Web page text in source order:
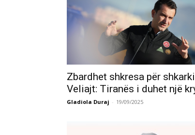
Zbardhet shkresa për
Veliajt: Tiranës i duhet një
Gladiola Duraj - 19/09/2025